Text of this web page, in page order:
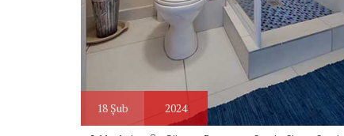
18 Şub 2024